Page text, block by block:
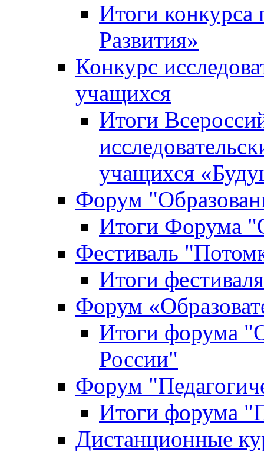
Итоги конкурса
Развития»
Конкурс
учащихся
Итоги
учащихся
Форум
Итоги Форума
Фестиваль
Итоги
Форум
Итоги форума
России"
Форум
Итоги форума
Дистанционные